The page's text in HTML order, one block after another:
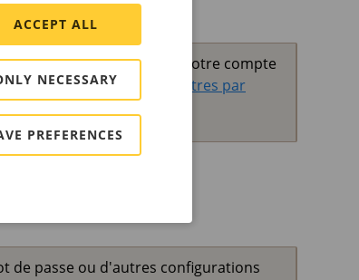
le mot de passe de votre compte
Cf. Réinitialiser les paramètres par
de passe ou d'autres configurations
ACCEPT ALL
NECESSARY
PREFERENCES